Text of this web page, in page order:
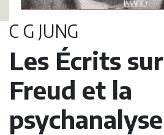
C G JUNG
Les Écrits sur
Freud et la
psychanalyse